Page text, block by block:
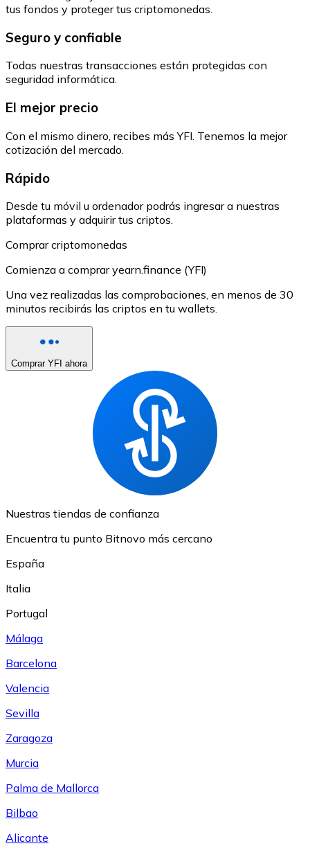
tus fondos y proteger tus criptomonedas.
Seguro y confiable
Todas nuestras transacciones están protegidas con
seguridad informática.
El mejor precio
Con el mismo dinero, recibes más YFI. Tenemos la mejor
cotización del mercado.
Rápido
Desde tu móvil u ordenador podrás ingresar a nuestras
plataformas y adquirir tus criptos.
Comprar criptomonedas
Comienza a comprar yearn.finance (YFI)
Una vez realizadas las comprobaciones, en menos de 30
minutos recibirás las criptos en tu wallets.
Comprar YFI ahora
Nuestras tiendas de confianza
Encuentra tu punto Bitnovo más cercano
España
Italia
Portugal
Málaga
Barcelona
Valencia
Sevilla
Zaragoza
Murcia
Palma de Mallorca
Bilbao
Alicante